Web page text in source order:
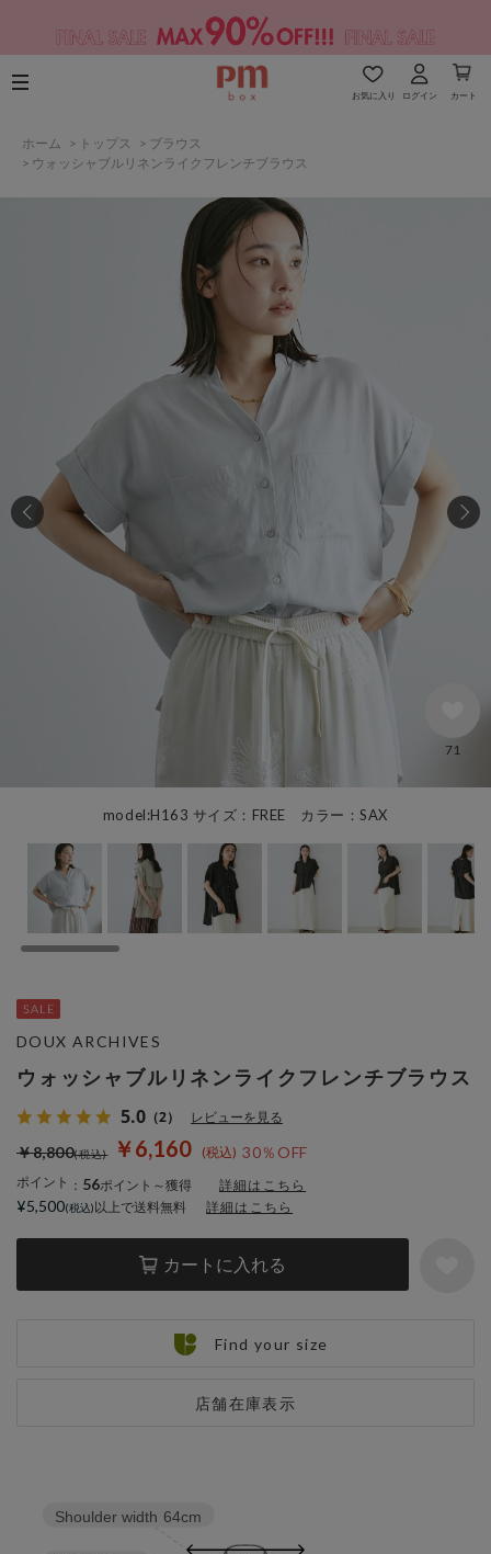
お気に入り ログイン カート
ホーム > トップス > ブラウス
> ウォッシャブルリネンライクフレンチブラウス
model:H163 サイズ：FREE カラー：SAX
71
ウォッシャブルリネンライクフレンチブラウス
5.0 （2） レビューを見る
￥6,160 30％OFF
￥8,800
ポイント ： 56ポイント～獲得 詳細はこちら
カートに入れる
店舗在庫表示
DOUX ARCHIVES
¥5,500 以上で送料無料 詳細はこちら
Find your size
Shoulder width 64cm